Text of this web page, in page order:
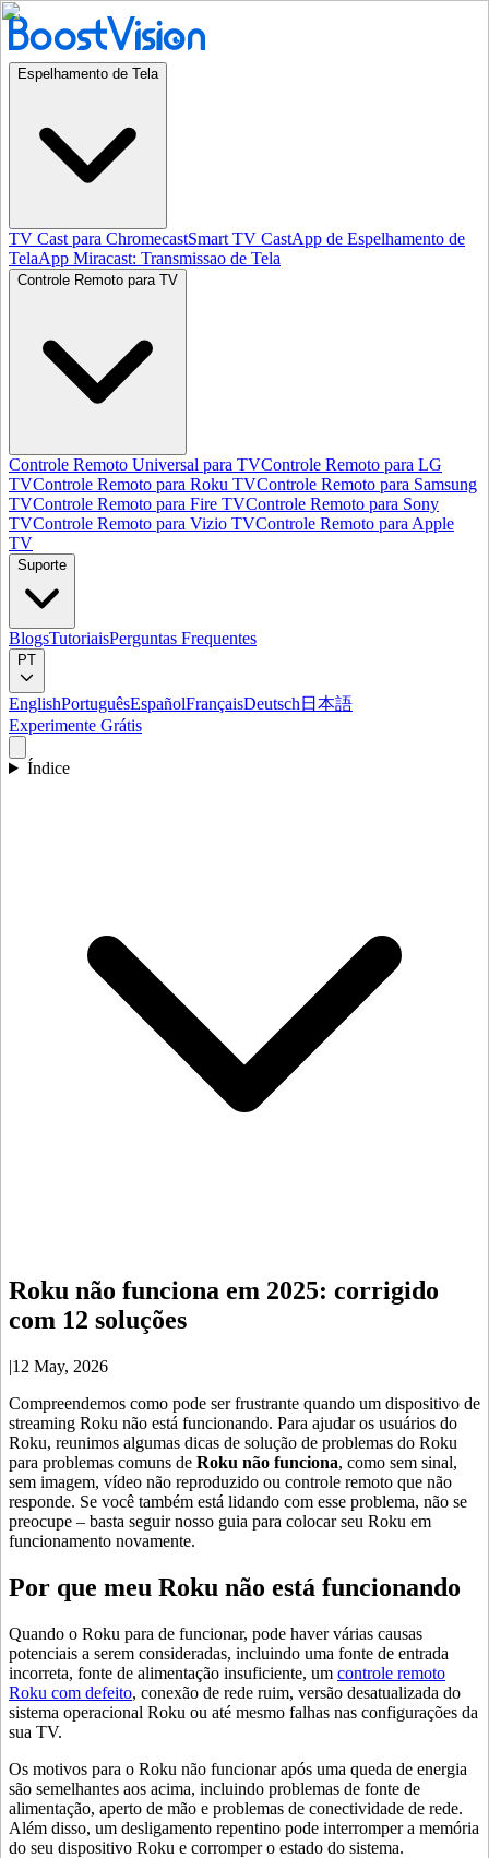
Espelhamento de Tela
TV Cast para ChromecastSmart TV CastApp de Espelhamento de
TelaApp Miracast: Transmissao de Tela
Controle Remoto para TV
Controle Remoto Universal para TVControle Remoto para LG
TVControle Remoto para Roku TVControle Remoto para Samsung
TVControle Remoto para Fire TVControle Remoto para Sony
TVControle Remoto para Vizio TVControle Remoto para Apple
TV
Suporte
BlogsTutoriaisPerguntas Frequentes
PT
EnglishPortuguêsEspañolFrançaisDeutsch 日本語
Experimente Grátis
Índice
Roku não funciona em 2025: corrigido
com 12 soluções
|12 May, 2026
Compreendemos como pode ser frustrante quando um dispositivo de
streaming Roku não está funcionando. Para ajudar os usuários do
Roku, reunimos algumas dicas de solução de problemas do Roku
para problemas comuns de Roku não funciona, como sem sinal,
sem imagem, vídeo não reproduzido ou controle remoto que não
responde. Se você também está lidando com esse problema, não se
preocupe – basta seguir nosso guia para colocar seu Roku em
funcionamento novamente.
Por que meu Roku não está funcionando
Quando o Roku para de funcionar, pode haver várias causas
potenciais a serem consideradas, incluindo uma fonte de entrada
incorreta, fonte de alimentação insuficiente, um controle remoto
Roku com defeito, conexão de rede ruim, versão desatualizada do
sistema operacional Roku ou até mesmo falhas nas configurações da
sua TV.
Os motivos para o Roku não funcionar após uma queda de energia
são semelhantes aos acima, incluindo problemas de fonte de
alimentação, aperto de mão e problemas de conectividade de rede.
Além disso, um desligamento repentino pode interromper a memória
do seu dispositivo Roku e corromper o estado do sistema.